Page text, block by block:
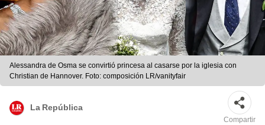
Alessandra de Osma se convirtió princesa al casarse por la iglesia con
Christian de Hannover. Foto: composición LR/vanityfair
La República
Compartir